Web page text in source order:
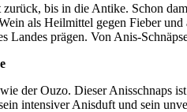
bis in die Antike. Schon
als Heilmittel gegen Fieber
Landes prägen. Von Anis-
der Ouzo. Dieser Anisschnaps
intensiver Anisduft und sein